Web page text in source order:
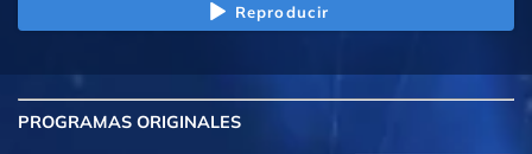
Reproducir
PROGRAMAS ORIGINALES